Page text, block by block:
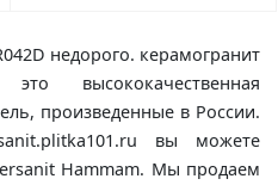
недорого. керамогранит
высококачественная
произведенные в России.
вы можете
Hammam. Мы продаем